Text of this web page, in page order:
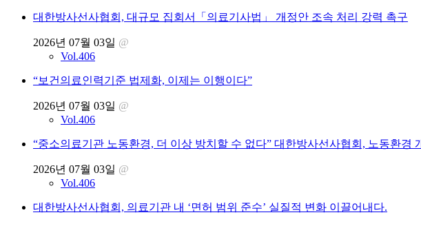
대한방사선사협회, 대규모 집회서「의료기사법」 개정안 조속 처리 강력 촉구
2026년 07월 03일 @
Vol.406
“보건의료인력기준 법제화, 이제는 이행이다”
2026년 07월 03일 @
Vol.406
“중소의료기관 노동환경, 더 이상 방치할 수 없다” 대한방사선사협회, 노동환경
2026년 07월 03일 @
Vol.406
대한방사선사협회, 의료기관 내 ‘면허 범위 준수’ 실질적 변화 이끌어내다.